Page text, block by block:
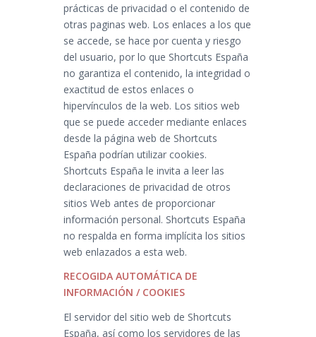
prácticas de privacidad o el contenido de
otras paginas web. Los enlaces a los que
se accede, se hace por cuenta y riesgo
del usuario, por lo que Shortcuts España
no garantiza el contenido, la integridad o
exactitud de estos enlaces o
hipervínculos de la web. Los sitios web
que se puede acceder mediante enlaces
desde la página web de Shortcuts
España podrían utilizar cookies.
Shortcuts España le invita a leer las
declaraciones de privacidad de otros
sitios Web antes de proporcionar
información personal. Shortcuts España
no respalda en forma implícita los sitios
web enlazados a esta web.
RECOGIDA AUTOMÁTICA DE
INFORMACIÓN / COOKIES
El servidor del sitio web de Shortcuts
España, así como los servidores de las